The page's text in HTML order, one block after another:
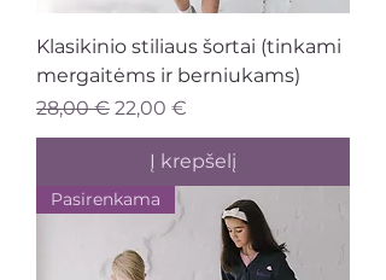
Klasikinio stiliaus šortai (tinkami
mergaitėms ir berniukams)
Įprastinė kaina
28,00 € Pardavimo kaina
22,00 €
Į krepšelį
Pasirenkama